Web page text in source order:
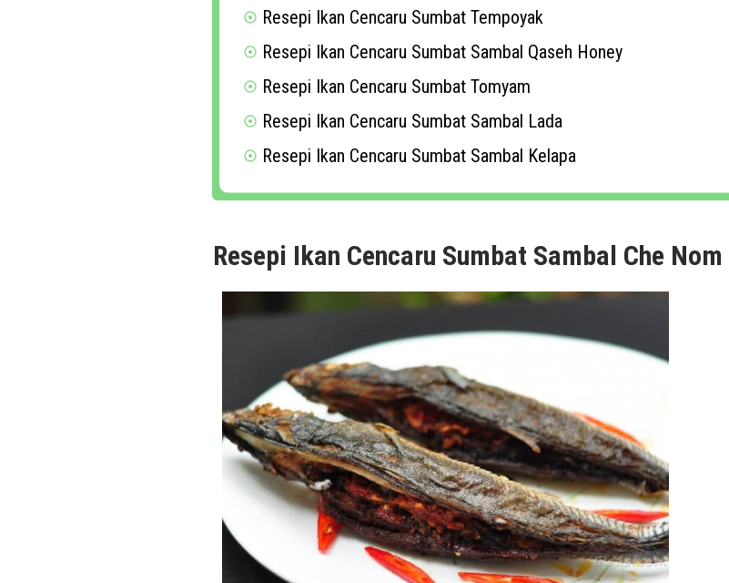
Resepi Ikan Cencaru Sumbat Tempoyak
Resepi Ikan Cencaru Sumbat Sambal Qaseh Honey
Resepi Ikan Cencaru Sumbat Tomyam
Resepi Ikan Cencaru Sumbat Sambal Lada
Resepi Ikan Cencaru Sumbat Sambal Kelapa
Resepi Ikan Cencaru Sumbat Sambal Che Nom